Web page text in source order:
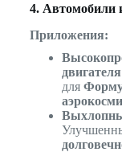
4. Автомобили
Приложения:
двигателя
для